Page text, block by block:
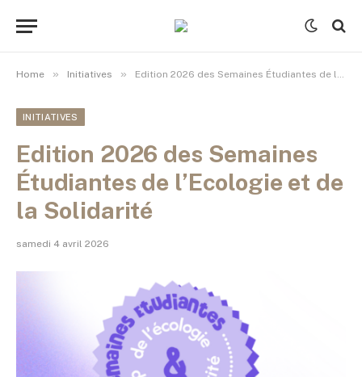
Home » Initiatives » Edition 2026 des Semaines Étudiantes de l’Ecologie et de la Solidarité
INITIATIVES
Edition 2026 des Semaines
Étudiantes de l’Ecologie et de
la Solidarité
samedi 4 avril 2026